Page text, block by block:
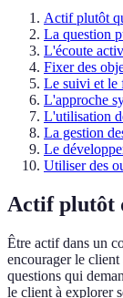
Actif plutôt
La question
L'écoute
Fixer des
Le suivi et le
L'approche
L'utilisation
La gestion
Le
Utiliser des
Actif plutôt
Être actif dans un
encourager le
questions qui
le client à explorer